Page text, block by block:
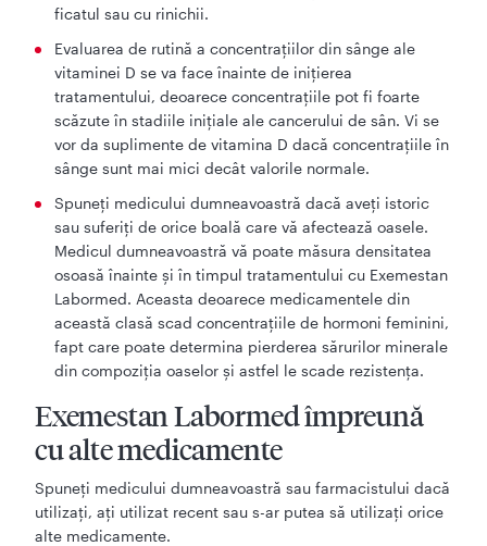
ficatul sau cu rinichii.
Evaluarea de rutină a concentrațiilor din sânge ale
vitaminei D se va face înainte de inițierea
tratamentului, deoarece concentrațiile pot fi foarte
scăzute în stadiile inițiale ale cancerului de sân. Vi se
vor da suplimente de vitamina D dacă concentrațiile în
sânge sunt mai mici decât valorile normale.
Spuneţi medicului dumneavoastră dacă aveţi istoric
sau suferiţi de orice boală care vă afectează oasele.
Medicul dumneavoastră vă poate măsura densitatea
osoasă înainte şi în timpul tratamentului cu Exemestan
Labormed. Aceasta deoarece medicamentele din
această clasă scad concentraţiile de hormoni feminini,
fapt care poate determina pierderea sărurilor minerale
din compoziţia oaselor şi astfel le scade rezistenţa.
Exemestan Labormed împreună
cu alte medicamente
Spuneți medicului dumneavoastră sau farmacistului dacă
utilizați, ați utilizat recent sau s-ar putea să utilizați orice
alte medicamente.